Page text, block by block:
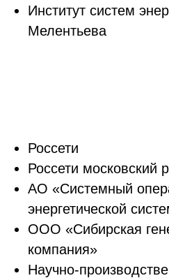
Институт систем
Мелентьева
Россети
Россети московский
АО «Системный
энергетической
ООО «Сибирская
компания»
Научно-